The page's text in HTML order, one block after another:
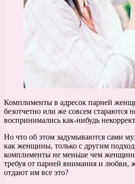
Комплименты в адресок парней
безотчетно или же совсем стараются
воспринимались как-нибудь
Но что об этом задумываются сами
как женщины, только с другим
комплименты не меньше чем
требуя от парней внимания и любви,
отдают им все это?